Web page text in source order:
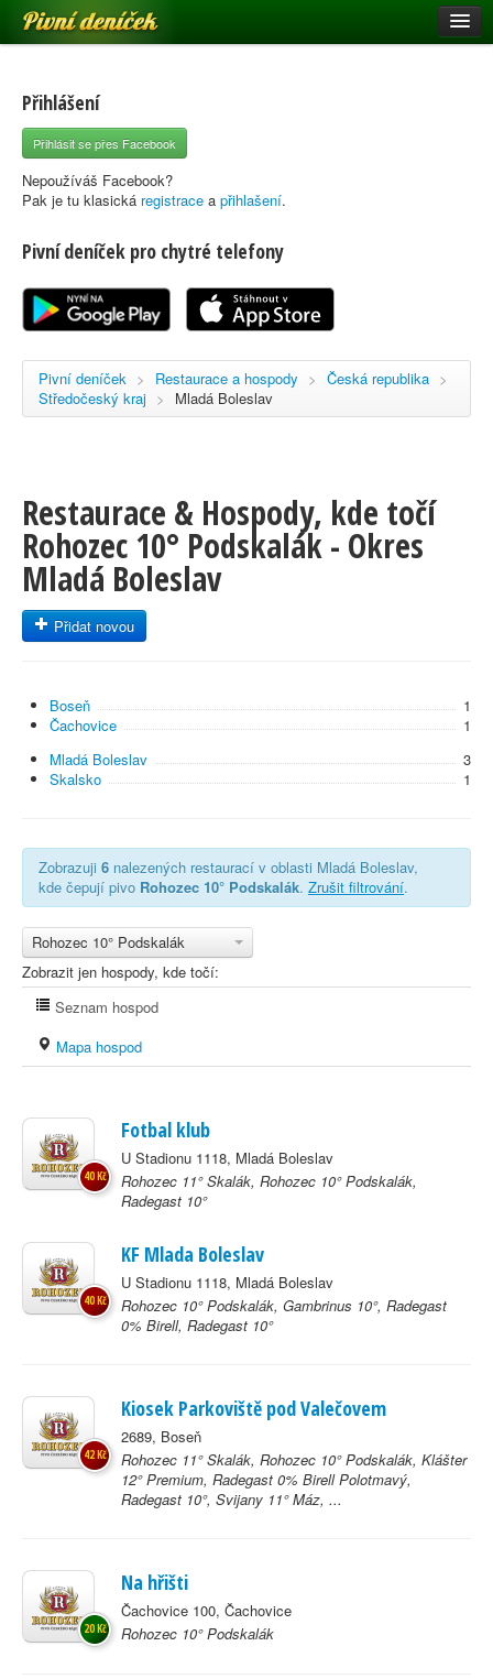
Pivní deníček
Pivní mapa
Pivní značky
Nápověda
Registrace
Přihlášení
Přihlásit se přes Facebook
Nepoužíváš Facebook?
Pak je tu klasická registrace a přihlašení.
Pivní deníček pro chytré telefony
Pivní deníček > Restaurace a hospody > Česká republika >
Středočeský kraj > Mladá Boleslav
Restaurace & Hospody, kde točí
Rohozec 10° Podskalák - Okres
Mladá Boleslav
Přidat novou
Boseň
1
Čachovice
1
Mladá Boleslav
3
Skalsko
1
Zobrazuji 6 nalezených restaurací v oblasti Mladá Boleslav,
kde čepují pivo Rohozec 10° Podskalák. Zrušit filtrování.
Rohozec 10° Podskalák
Zobrazit jen hospody, kde točí:
Seznam hospod
Mapa hospod
Fotbal klub
U Stadionu 1118, Mladá Boleslav
Rohozec 11° Skalák, Rohozec 10° Podskalák,
Radegast 10°
40 Kč
KF Mlada Boleslav
U Stadionu 1118, Mladá Boleslav
Rohozec 10° Podskalák, Gambrinus 10°, Radegast
0% Birell, Radegast 10°
40 Kč
Kiosek Parkoviště pod Valečovem
2689, Boseň
Rohozec 11° Skalák, Rohozec 10° Podskalák, Klášter
12° Premium, Radegast 0% Birell Polotmavý,
Radegast 10°, Svijany 11° Máz, ...
42 Kč
Na hřišti
Čachovice 100, Čachovice
Rohozec 10° Podskalák
20 Kč